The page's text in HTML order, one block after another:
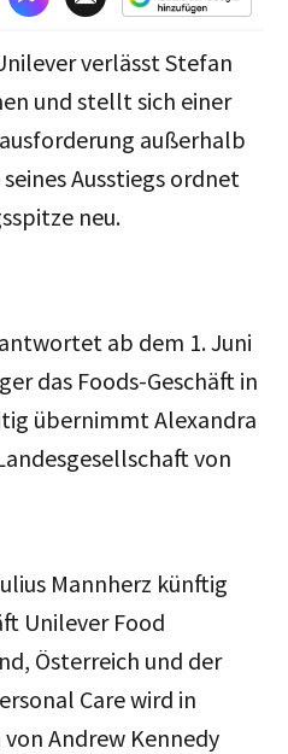
verlässt Stefan
und stellt sich einer
außerhalb
Ausstiegs ordnet
neu.
ab dem 1. Juni
das Foods-Geschäft in
übernimmt Alexandra
von
Mannherz künftig
Unilever Food
Österreich und der
Care wird in
Andrew Kennedy